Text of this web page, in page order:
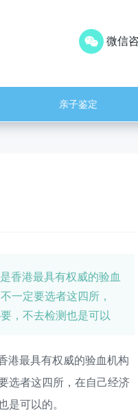
微信
亲子鉴定
香港最具有权威的验血
一定要选者这四所，
，不去检测也是可以
最具有权威的验血机构
选者这四所，在自己经济
是可以的。